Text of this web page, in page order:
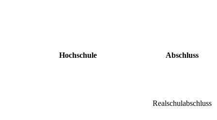
Hochschule Abschluss
Realschulabschluss